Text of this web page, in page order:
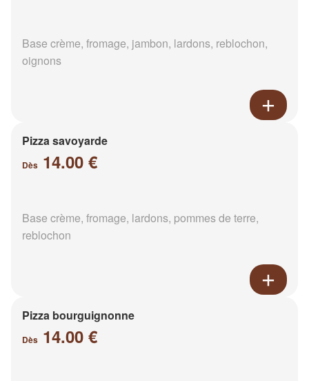
Base crème, fromage, jambon, lardons, reblochon,
oignons
Pizza savoyarde
Dès 14.00 €
Base crème, fromage, lardons, pommes de terre,
reblochon
Pizza bourguignonne
Dès 14.00 €